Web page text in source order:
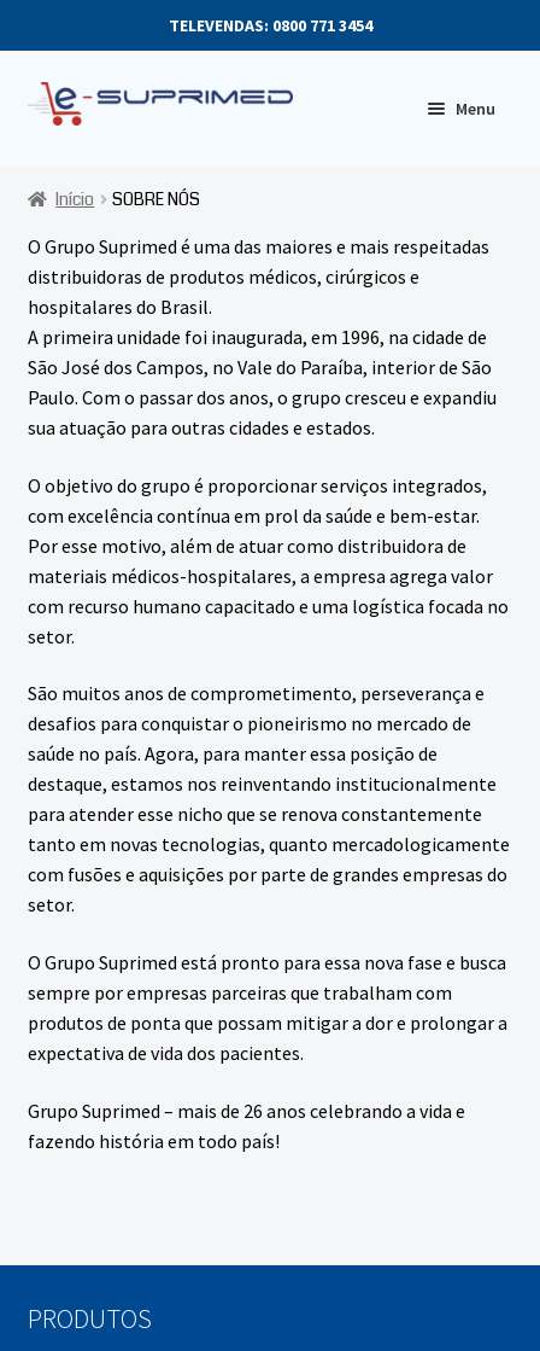
TELEVENDAS: 0800 771 3454
Skip
Skip
Menu
x
n
d
c
l
d
e
n
MINHA CONTA
Início
SOBRE NÓS
O Grupo Suprimed é uma das maiores e mais respeitadas
distribuidoras de produtos médicos, cirúrgicos e
hospitalares do Brasil.
A primeira unidade foi inaugurada, em 1996, na cidade de
São José dos Campos, no Vale do Paraíba, interior de São
Paulo. Com o passar dos anos, o grupo cresceu e expandiu
sua atuação para outras cidades e estados.
O objetivo do grupo é proporcionar serviços integrados,
com excelência contínua em prol da saúde e bem-estar.
Por esse motivo, além de atuar como distribuidora de
materiais médicos-hospitalares, a empresa agrega valor
com recurso humano capacitado e uma logística focada no
setor.
São muitos anos de comprometimento, perseverança e
desafios para conquistar o pioneirismo no mercado de
saúde no país. Agora, para manter essa posição de
destaque, estamos nos reinventando institucionalmente
para atender esse nicho que se renova constantemente
tanto em novas tecnologias, quanto mercadologicamente
com fusões e aquisições por parte de grandes empresas do
setor.
O Grupo Suprimed está pronto para essa nova fase e busca
sempre por empresas parceiras que trabalham com
produtos de ponta que possam mitigar a dor e prolongar a
expectativa de vida dos pacientes.
Grupo Suprimed – mais de 26 anos celebrando a vida e
fazendo história em todo país!
PRODUTOS